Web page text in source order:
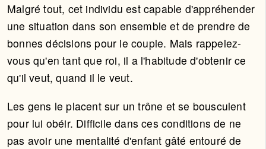
Malgré tout, cet individu est capable d'appréhender
une situation dans son ensemble et de prendre de
bonnes décisions pour le couple. Mais rappelez-
vous qu'en tant que roi, il a l'habitude d'obtenir ce
qu'il veut, quand il le veut.
Les gens le placent sur un trône et se bousculent
pour lui obéir. Difficile dans ces conditions de ne
pas avoir une mentalité d'enfant gâté entouré de